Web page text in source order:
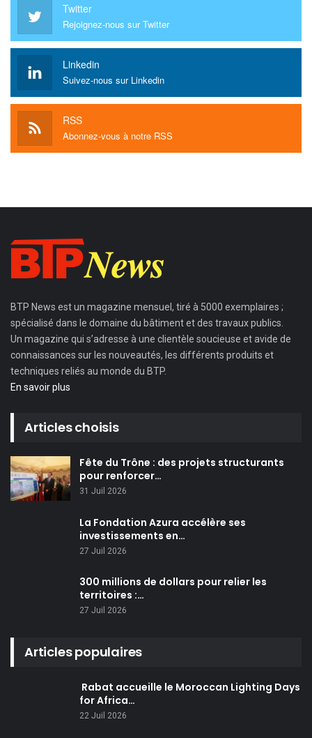
Twitter
Rejoignez-nous sur Twitter
Linkedin
Suivez-nous sur Linkedin
RSS
Abonnez-vous à notre RSS
BTP News est un magazine mensuel, tiré à 5000 exemplaires ;
spécialisé dans le domaine du bâtiment et des travaux publics.
Un magazine qui s’adresse à une clientèle soucieuse et avide de
connaissances sur les nouveautés, les différents produits et
techniques reliés au monde du BTP.
En savoir plus
Articles choisis
Fête du Trône : des projets structurants
pour renforcer…
31 Juil 2026
La Fondation Azura accélère ses
investissements en…
27 Juil 2026
300 millions de dollars pour relier les
territoires :…
27 Juil 2026
Articles populaires
Rabat accueille le Moroccan Lighting Days
for Africa…
22 Juil 2026